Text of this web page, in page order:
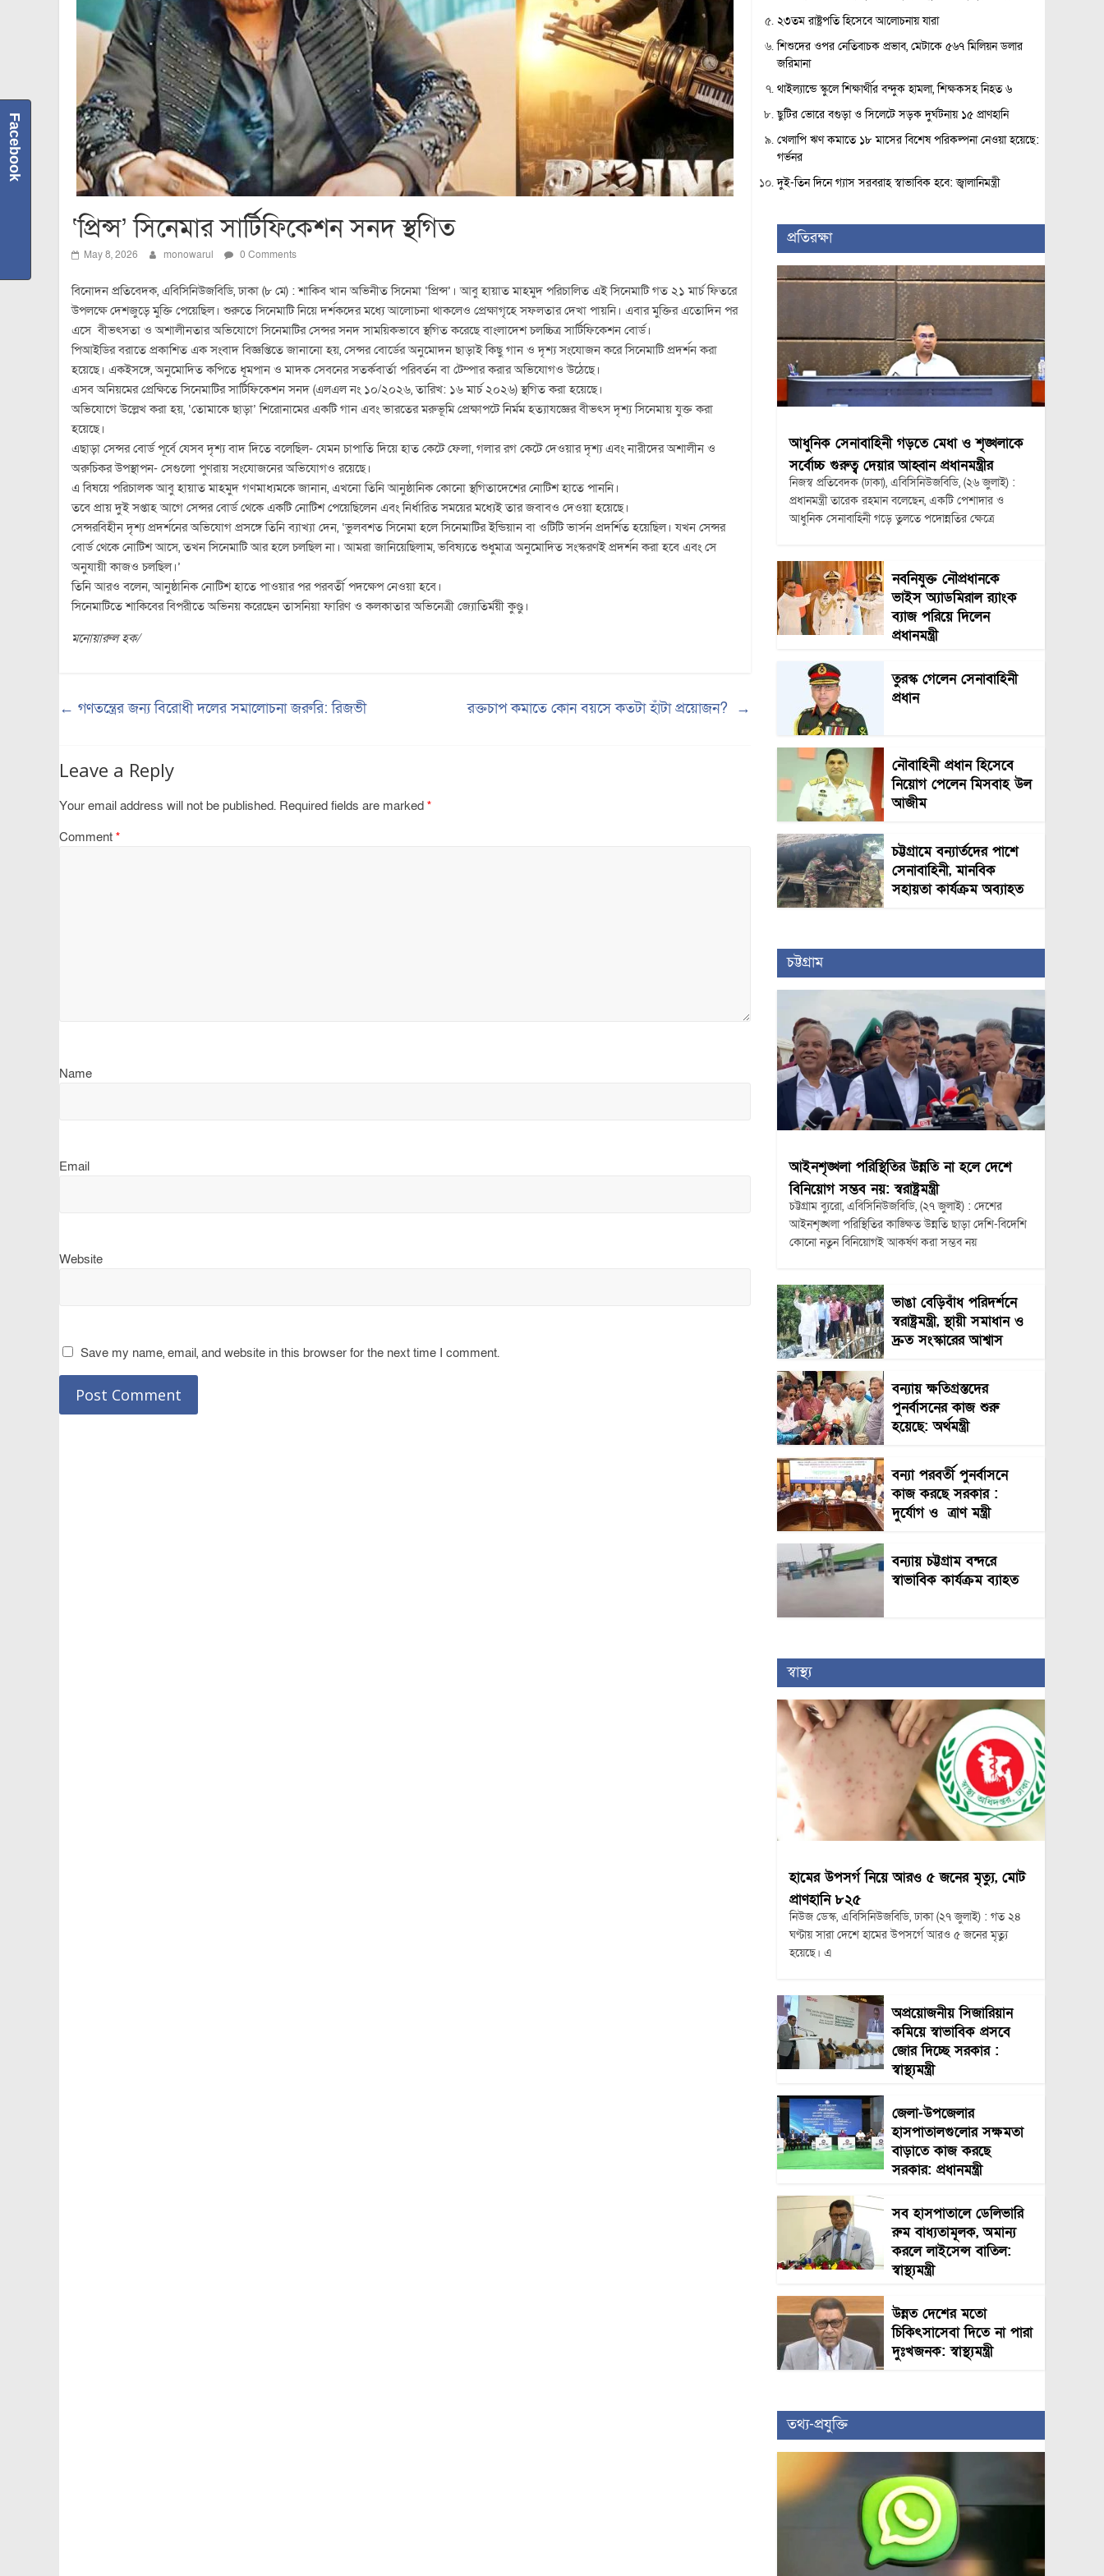
‘প্রিন্স’ সিনেমার সার্টিফিকেশন সনদ স্থগিত
May 8, 2026 monowarul 0 Comments
বিনোদন প্রতিবেদক, এবিসিনিউজবিডি, ঢাকা (৮ মে) : শাকিব খান অভিনীত সিনেমা ‘প্রিন্স’। আবু হায়াত মাহমুদ পরিচালিত এই সিনেমাটি গত ২১ মার্চ ফিতরে
উপলক্ষে দেশজুড়ে মুক্তি পেয়েছিল। শুরুতে সিনেমাটি নিয়ে দর্শকদের মধ্যে আলোচনা থাকলেও প্রেক্ষাগৃহে সফলতার দেখা পায়নি। এবার মুক্তির এতোদিন পর
এসে বীভৎসতা ও অশালীনতার অভিযোগে সিনেমাটির সেন্সর সনদ সাময়িকভাবে স্থগিত করেছে বাংলাদেশ চলচ্চিত্র সার্টিফিকেশন বোর্ড।
পিআইডির বরাতে প্রকাশিত এক সংবাদ বিজ্ঞপ্তিতে জানানো হয়, সেন্সর বোর্ডের অনুমোদন ছাড়াই কিছু গান ও দৃশ্য সংযোজন করে সিনেমাটি প্রদর্শন করা
হয়েছে। একইসঙ্গে, অনুমোদিত কপিতে ধূমপান ও মাদক সেবনের সতর্কবার্তা পরিবর্তন বা টেম্পার করার অভিযোগও উঠেছে।
এসব অনিয়মের প্রেক্ষিতে সিনেমাটির সার্টিফিকেশন সনদ (এলএল নং ১০/২০২৬, তারিখ: ১৬ মার্চ ২০২৬) স্থগিত করা হয়েছে।
অভিযোগে উল্লেখ করা হয়, ‘তোমাকে ছাড়া’ শিরোনামের একটি গান এবং ভারতের মরুভূমি প্রেক্ষাপটে নির্মম হত্যাযজ্ঞের বীভৎস দৃশ্য সিনেমায় যুক্ত করা
হয়েছে।
এছাড়া সেন্সর বোর্ড পূর্বে যেসব দৃশ্য বাদ দিতে বলেছিল- যেমন চাপাতি দিয়ে হাত কেটে ফেলা, গলার রগ কেটে দেওয়ার দৃশ্য এবং নারীদের অশালীন ও
অরুচিকর উপস্থাপন- সেগুলো পুণরায় সংযোজনের অভিযোগও রয়েছে।
এ বিষয়ে পরিচালক আবু হায়াত মাহমুদ গণমাধ্যমকে জানান, এখনো তিনি আনুষ্ঠানিক কোনো স্থগিতাদেশের নোটিশ হাতে পাননি।
তবে প্রায় দুই সপ্তাহ আগে সেন্সর বোর্ড থেকে একটি নোটিশ পেয়েছিলেন এবং নির্ধারিত সময়ের মধ্যেই তার জবাবও দেওয়া হয়েছে।
সেন্সরবিহীন দৃশ্য প্রদর্শনের অভিযোগ প্রসঙ্গে তিনি ব্যাখ্যা দেন, ‘ভুলবশত সিনেমা হলে সিনেমাটির ইন্ডিয়ান বা ওটিটি ভার্সন প্রদর্শিত হয়েছিল। যখন সেন্সর
বোর্ড থেকে নোটিশ আসে, তখন সিনেমাটি আর হলে চলছিল না। আমরা জানিয়েছিলাম, ভবিষ্যতে শুধুমাত্র অনুমোদিত সংস্করণই প্রদর্শন করা হবে এবং সে
অনুযায়ী কাজও চলছিল।’
তিনি আরও বলেন, আনুষ্ঠানিক নোটিশ হাতে পাওয়ার পর পরবর্তী পদক্ষেপ নেওয়া হবে।
সিনেমাটিতে শাকিবের বিপরীতে অভিনয় করেছেন তাসনিয়া ফারিণ ও কলকাতার অভিনেত্রী জ্যোতির্ময়ী কুণ্ডু।
মনোয়ারুল হক/
← গণতন্ত্রের জন্য বিরোধী দলের সমালোচনা জরুরি: রিজভী রক্তচাপ কমাতে কোন বয়সে কতটা হাঁটা প্রয়োজন? →
Leave a Reply
Your email address will not be published. Required fields are marked *
Comment *
Name
Email
Website
Save my name, email, and website in this browser for the next time I comment.
২৩তম রাষ্ট্রপতি হিসেবে আলোচনায় যারা
শিশুদের ওপর নেতিবাচক প্রভাব, মেটাকে ৫৬৭ মিলিয়ন ডলার
জরিমানা
থাইল্যান্ডে স্কুলে শিক্ষার্থীর বন্দুক হামলা, শিক্ষকসহ নিহত ৬
ছুটির ভোরে বগুড়া ও সিলেটে সড়ক দুর্ঘটনায় ১৫ প্রাণহানি
খেলাপি ঋণ কমাতে ১৮ মাসের বিশেষ পরিকল্পনা নেওয়া হয়েছে:
গর্ভনর
দুই-তিন দিনে গ্যাস সরবরাহ স্বাভাবিক হবে: জ্বালানিমন্ত্রী
প্রতিরক্ষা
আধুনিক সেনাবাহিনী গড়তে মেধা ও শৃঙ্খলাকে
সর্বোচ্চ গুরুত্ব দেয়ার আহ্বান প্রধানমন্ত্রীর
নিজস্ব প্রতিবেদক (ঢাকা), এবিসিনিউজবিডি, (২৬ জুলাই) :
প্রধানমন্ত্রী তারেক রহমান বলেছেন, একটি পেশাদার ও
আধুনিক সেনাবাহিনী গড়ে তুলতে পদোন্নতির ক্ষেত্রে
নবনিযুক্ত নৌপ্রধানকে
ভাইস অ্যাডমিরাল র‍্যাংক
ব্যাজ পরিয়ে দিলেন
প্রধানমন্ত্রী
তুরস্ক গেলেন সেনাবাহিনী
প্রধান
নৌবাহিনী প্রধান হিসেবে
নিয়োগ পেলেন মিসবাহ উল
আজীম
চট্টগ্রামে বন্যার্তদের পাশে
সেনাবাহিনী, মানবিক
সহায়তা কার্যক্রম অব্যাহত
চট্টগ্রাম
আইনশৃঙ্খলা পরিস্থিতির উন্নতি না হলে দেশে
বিনিয়োগ সম্ভব নয়: স্বরাষ্ট্রমন্ত্রী
চট্টগ্রাম ব্যুরো, এবিসিনিউজবিডি, (২৭ জুলাই) : দেশের
আইনশৃঙ্খলা পরিস্থিতির কাঙ্ক্ষিত উন্নতি ছাড়া দেশি-বিদেশি
কোনো নতুন বিনিয়োগই আকর্ষণ করা সম্ভব নয়
ভাঙা বেড়িবাঁধ পরিদর্শনে
স্বরাষ্ট্রমন্ত্রী, স্থায়ী সমাধান ও
দ্রুত সংস্কারের আশ্বাস
বন্যায় ক্ষতিগ্রস্তদের
পুনর্বাসনের কাজ শুরু
হয়েছে: অর্থমন্ত্রী
বন্যা পরবর্তী পুনর্বাসনে
কাজ করছে সরকার :
দুর্যোগ ও ত্রাণ মন্ত্রী
বন্যায় চট্টগ্রাম বন্দরে
স্বাভাবিক কার্যক্রম ব্যাহত
স্বাস্থ্য
হামের উপসর্গ নিয়ে আরও ৫ জনের মৃত্যু, মোট
প্রাণহানি ৮২৫
নিউজ ডেস্ক, এবিসিনিউজবিডি, ঢাকা (২৭ জুলাই) : গত ২৪
ঘণ্টায় সারা দেশে হামের উপসর্গে আরও ৫ জনের মৃত্যু
হয়েছে। এ
অপ্রয়োজনীয় সিজারিয়ান
কমিয়ে স্বাভাবিক প্রসবে
জোর দিচ্ছে সরকার :
স্বাস্থ্যমন্ত্রী
জেলা-উপজেলার
হাসপাতালগুলোর সক্ষমতা
বাড়াতে কাজ করছে
সরকার: প্রধানমন্ত্রী
সব হাসপাতালে ডেলিভারি
রুম বাধ্যতামূলক, অমান্য
করলে লাইসেন্স বাতিল:
স্বাস্থ্যমন্ত্রী
উন্নত দেশের মতো
চিকিৎসাসেবা দিতে না পারা
দুঃখজনক: স্বাস্থ্যমন্ত্রী
তথ্য-প্রযুক্তি
Facebook